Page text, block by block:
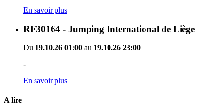
En savoir plus
RF30164 - Jumping International de Liège
Du 19.10.26 01:00 au 19.10.26 23:00
-
En savoir plus
A lire